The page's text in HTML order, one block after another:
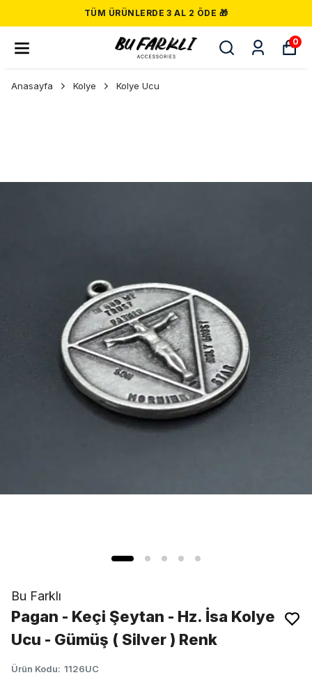
TÜM ÜRÜNLERDE 3 AL 2 ÖDE 🎁
0
Anasayfa Kolye Kolye Ucu
Bu Farklı
Pagan - Keçi Şeytan - Hz. İsa Kolye
Ucu - Gümüş ( Silver ) Renk
Ürün Kodu: 1126UC